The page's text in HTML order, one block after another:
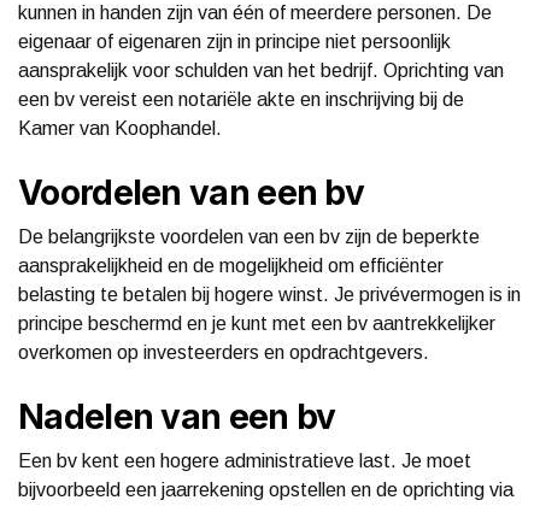
kunnen in handen zijn van één of meerdere personen. De
eigenaar of eigenaren zijn in principe niet persoonlijk
aansprakelijk voor schulden van het bedrijf. Oprichting van
een bv vereist een notariële akte en inschrijving bij de
Kamer van Koophandel.
Voordelen van een bv
De belangrijkste voordelen van een bv zijn de beperkte
aansprakelijkheid en de mogelijkheid om efficiënter
belasting te betalen bij hogere winst. Je privévermogen is in
principe beschermd en je kunt met een bv aantrekkelijker
overkomen op investeerders en opdrachtgevers.
Nadelen van een bv
Een bv kent een hogere administratieve last. Je moet
bijvoorbeeld een jaarrekening opstellen en de oprichting via